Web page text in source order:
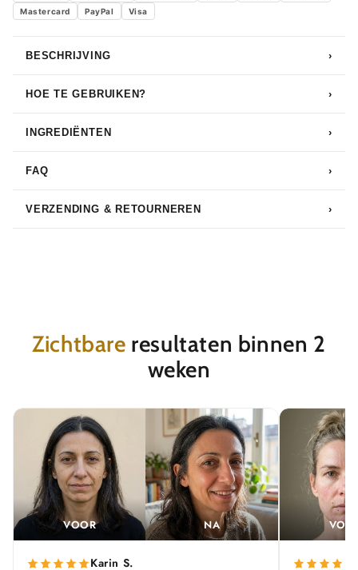
Mastercard
PayPal Visa
BESCHRIJVING ›
HOE TE GEBRUIKEN? ›
INGREDIËNTEN ›
FAQ ›
VERZENDING & RETOURNEREN ›
Zichtbare resultaten binnen 2
weken
VOOR NA
Karin S.